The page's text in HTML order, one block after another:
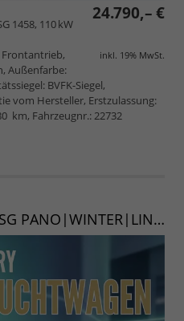
24.790,– €
inkl. 19% MwSt.
1458, 110 kW
Frontantrieb,
Außenfarbe:
BVFK-Siegel,
vom Hersteller, Erstzulassung:
km, Fahrzeugnr.: 22732
2.0 TSI 4Drive 190 PS DSG PANO|WINTER|LINK|ASSIST-L|EASYOPEN|19"|UVM.